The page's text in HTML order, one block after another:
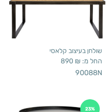
שולחן בעיצוב קלאסי
החל מ: 890 ₪
90088N
23%